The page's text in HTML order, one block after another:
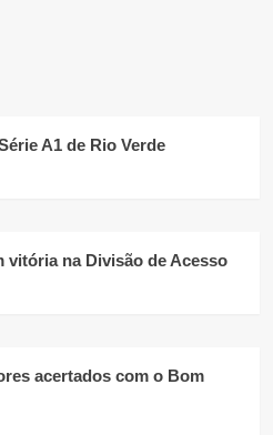
A1 de Rio Verde
vitória na Divisão de Acesso
acertados com o Bom